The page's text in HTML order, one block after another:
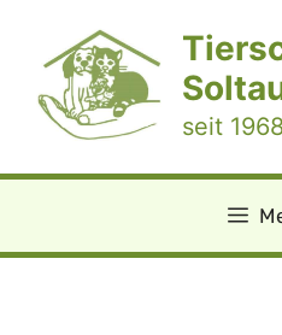
springen
seit